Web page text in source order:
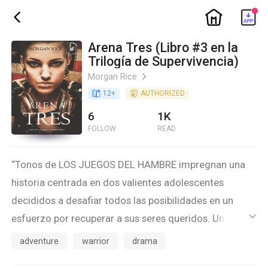
ic_back ic_home
Arena Tres (Libro #3 en la
Trilogía de Supervivencia)
Morgan Rice ic_arrow_right
book_age 12+ detail_authorized AUTHORIZED
6
FOLLOW
1K
READ
“Tonos de LOS JUEGOS DEL HAMBRE impregnan una
historia centrada en dos valientes adolescentes
decididos a desafiar todos las posibilidades en un
esfuerzo por recuperar a sus seres queridos. Un
mundo creíble y envolvente, recomendado para
ic_default
adventure warrior drama